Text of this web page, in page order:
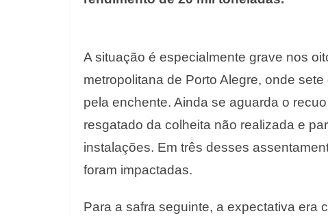
A situação é especialmente grave nos
metropolitana de Porto Alegre, onde
pela enchente. Ainda se aguarda o
resgatado da colheita não realizada e
instalações. Em três desses
foram impactadas.
Para a safra seguinte, a expectativa era